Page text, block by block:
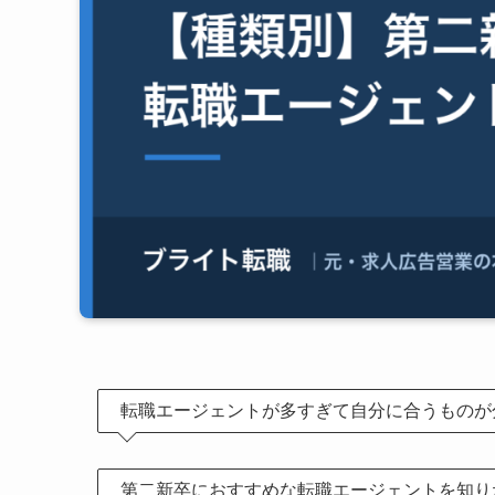
転職エージェントが多すぎて自分に合うもの
第二新卒におすすめな転職エージェントを知